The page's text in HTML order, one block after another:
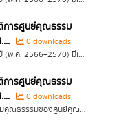
การศูนย์คุณธรรม
0 downloads
แผนปฏิบัติการศูนย์คุณธรรม ระยะ 5 ปี (พ.ศ. 2566–2570) มีเป้าหมายกำหนดทิศทางการพัฒนาที่ชัดเจนในการดำเนินงานของศูนย์คุณธรรม มุ่งประสานพลังและทรัพยากรจากทุกภาคส่วน...
การศูนย์คุณธรรม
0 downloads
เพื่อให้การดำเนินงานขับเคลื่อนส่งเสริมคุณธรรรมของศูนย์คุณธรรมเป็นไปอย่างมีเป้าหมายและทิศทางคณะกรรมการศูนย์คุณธรรม...